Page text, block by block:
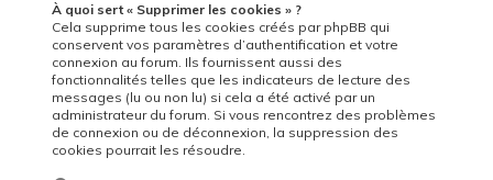
À quoi sert « Supprimer les cookies » ?
Cela supprime tous les cookies créés par phpBB qui
conservent vos paramètres d’authentification et votre
connexion au forum. Ils fournissent aussi des
fonctionnalités telles que les indicateurs de lecture des
messages (lu ou non lu) si cela a été activé par un
administrateur du forum. Si vous rencontrez des problèmes
de connexion ou de déconnexion, la suppression des
cookies pourrait les résoudre.